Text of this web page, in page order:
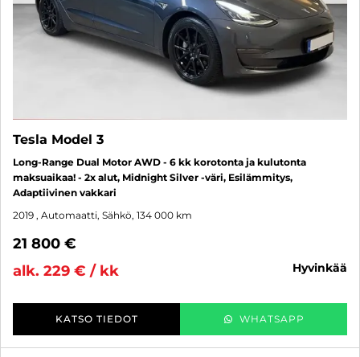
Tesla Model 3
Long-Range Dual Motor AWD - 6 kk korotonta ja kulutonta
maksuaikaa! - 2x alut, Midnight Silver -väri, Esilämmitys,
Adaptiivinen vakkari
2019 , Automaatti, Sähkö, 134 000 km
21 800 €
alk. 229 € / kk
hyvinkää
KATSO TIEDOT WHATSAPP